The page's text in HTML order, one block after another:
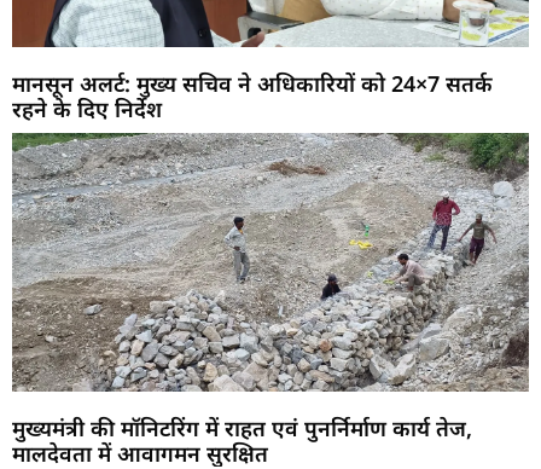
मानसून अलर्ट: मुख्य सचिव ने अधिकारियों को 24×7 सतर्क
रहने के दिए निर्देश
मुख्यमंत्री की मॉनिटरिंग में राहत एवं पुनर्निर्माण कार्य तेज,
मालदेवता में आवागमन सुरक्षित